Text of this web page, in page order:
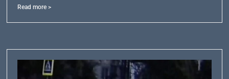
Read more >